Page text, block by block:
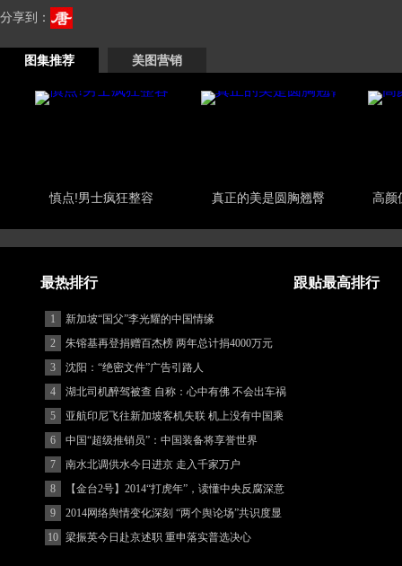
分享到：
图集推荐 美图营销
慎点!男士疯狂整容 真正的美是圆胸翘臀 高颜
最热排行 跟贴最高排行
1
新加坡“国父”李光耀的中国情缘
2
朱镕基再登捐赠百杰榜 两年总计捐4000万元
3
沈阳：“绝密文件”广告引路人
4
湖北司机醉驾被查 自称：心中有佛 不会出车祸
(图)
5
亚航印尼飞往新加坡客机失联 机上没有中国乘
客
6
中国“超级推销员”：中国装备将享誉世界
7
南水北调供水今日进京 走入千家万户
8
【金台2号】2014“打虎年”，读懂中央反腐深意
9
2014网络舆情变化深刻 “两个舆论场”共识度显
著增强
10 梁振英今日赴京述职 重申落实普选决心